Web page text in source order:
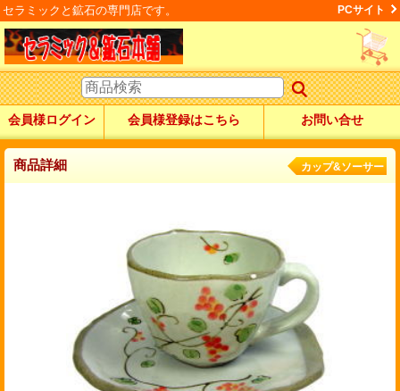
セラミックと鉱石の専門店です。 PCサイト
会員様ログイン 会員様登録はこちら お問い合せ
商品詳細 カップ&ソーサー